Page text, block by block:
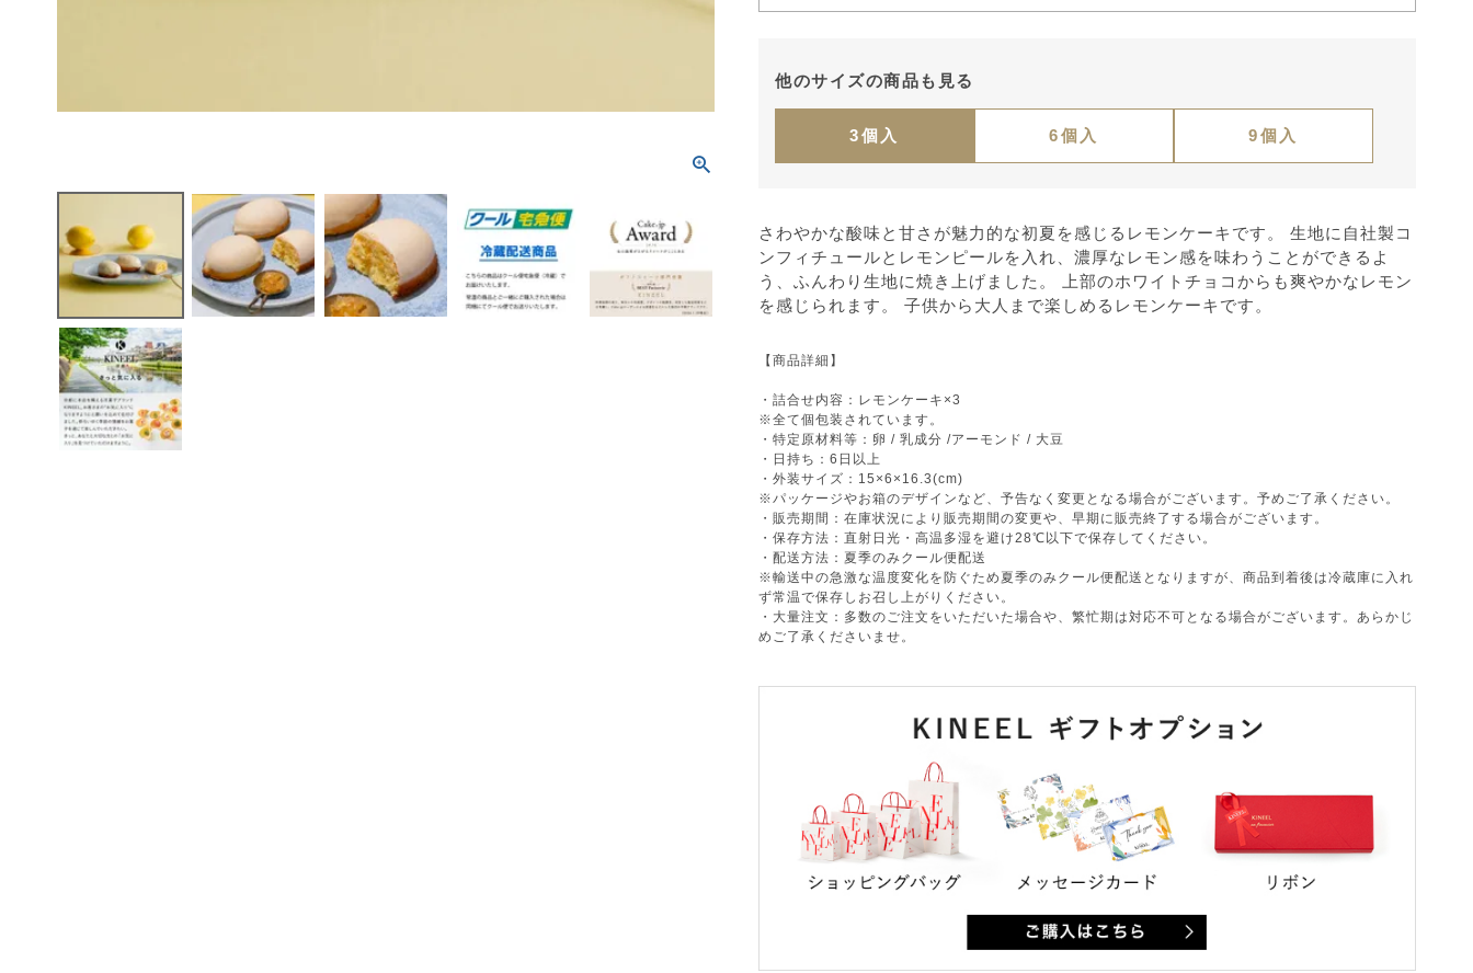
他のサイズの商品も見る
3個入 6個入 9個入
さわやかな酸味と甘さが魅力的な初夏を感じるレモンケーキです。 生地に自社製コ
ンフィチュールとレモンピールを入れ、濃厚なレモン感を味わうことができるよ
う、ふんわり生地に焼き上げました。 上部のホワイトチョコからも爽やかなレモン
を感じられます。 子供から大人まで楽しめるレモンケーキです。
【商品詳細】
・詰合せ内容：レモンケーキ×3
※全て個包装されています。
・特定原材料等：卵 / 乳成分 /アーモンド / 大豆
・日持ち：6日以上
・外装サイズ：15×6×16.3(cm)
※パッケージやお箱のデザインなど、予告なく変更となる場合がございます。予めご了承ください。
・販売期間：在庫状況により販売期間の変更や、早期に販売終了する場合がございます。
・保存方法：直射日光・高温多湿を避け28℃以下で保存してください。
・配送方法：夏季のみクール便配送
※輸送中の急激な温度変化を防ぐため夏季のみクール便配送となりますが、商品到着後は冷蔵庫に入れ
ず常温で保存しお召し上がりください。
・大量注文：多数のご注文をいただいた場合や、繁忙期は対応不可となる場合がございます。あらかじ
めご了承くださいませ。